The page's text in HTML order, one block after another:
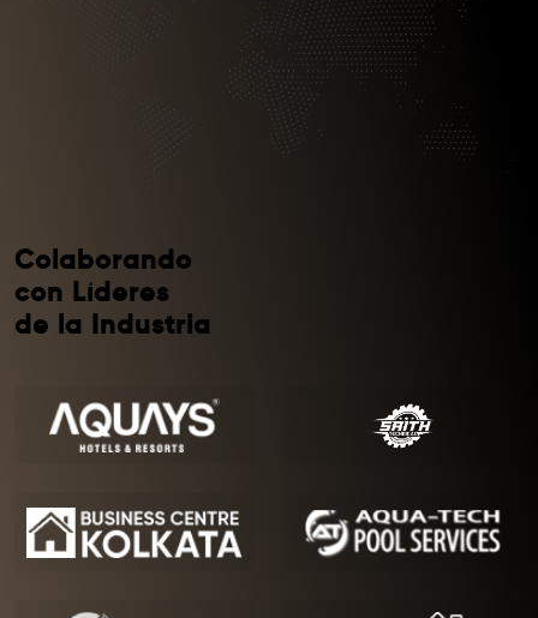
Colaborando
con Líderes
de la Industria